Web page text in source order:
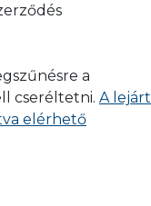
hiányos
a
cseréltetni. A lejárt
elérhető